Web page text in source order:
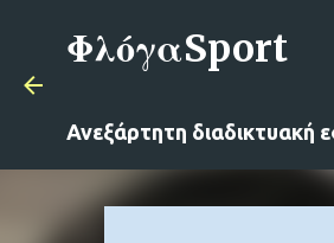
ΦλόγαSport
Ανεξάρτητη διαδικτυακή